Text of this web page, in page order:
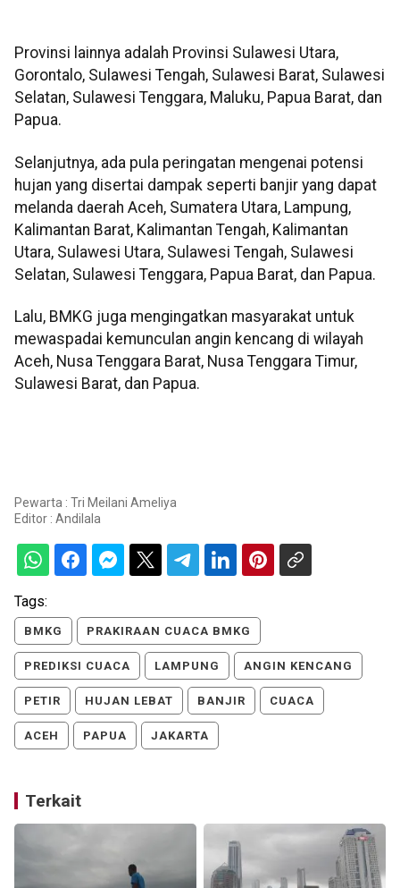
Provinsi lainnya adalah Provinsi Sulawesi Utara,
Gorontalo, Sulawesi Tengah, Sulawesi Barat, Sulawesi
Selatan, Sulawesi Tenggara, Maluku, Papua Barat, dan
Papua.
Selanjutnya, ada pula peringatan mengenai potensi
hujan yang disertai dampak seperti banjir yang dapat
melanda daerah Aceh, Sumatera Utara, Lampung,
Kalimantan Barat, Kalimantan Tengah, Kalimantan
Utara, Sulawesi Utara, Sulawesi Tengah, Sulawesi
Selatan, Sulawesi Tenggara, Papua Barat, dan Papua.
Lalu, BMKG juga mengingatkan masyarakat untuk
mewaspadai kemunculan angin kencang di wilayah
Aceh, Nusa Tenggara Barat, Nusa Tenggara Timur,
Sulawesi Barat, dan Papua.
Pewarta : Tri Meilani Ameliya
Editor : Andilala
Tags:
BMKG PRAKIRAAN CUACA BMKG
PREDIKSI CUACA LAMPUNG ANGIN KENCANG
PETIR HUJAN LEBAT BANJIR CUACA
ACEH PAPUA JAKARTA
Terkait